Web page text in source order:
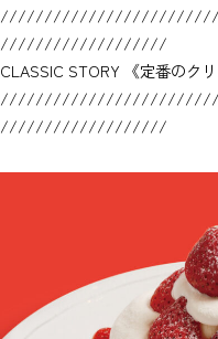
///////////////////
CLASSIC STORY 《定番のク
///////////////////